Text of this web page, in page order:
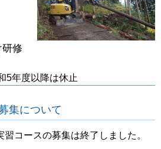
修
年度以降は休止
集について
コースの募集は終了しました。